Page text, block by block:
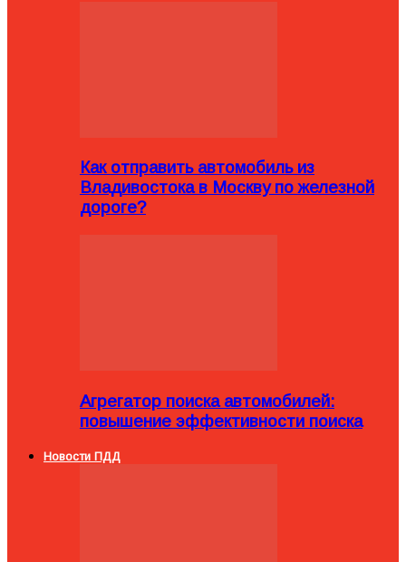
Как отправить автомобиль из
Владивостока в Москву по железной
дороге?
Агрегатор поиска автомобилей:
повышение эффективности поиска
Новости ПДД